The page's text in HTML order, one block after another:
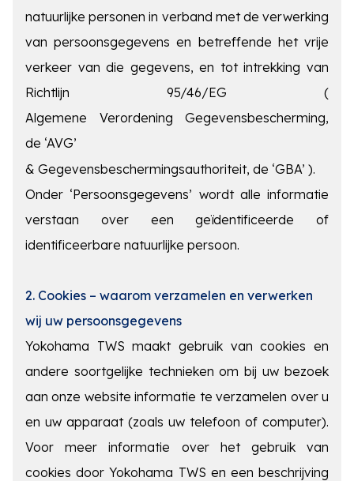
natuurlijke personen in verband met de verwerking
van persoonsgegevens en betreffende het vrije
verkeer van die gegevens, en tot intrekking van
Richtlijn 95/46/EG (
Algemene Verordening Gegevensbescherming,
de ‘AVG’
& Gegevensbeschermingsauthoriteit, de ‘GBA’ ).
Onder ‘Persoonsgegevens’ wordt alle informatie
verstaan over een geïdentificeerde of
identificeerbare natuurlijke persoon.
2. Cookies – waarom verzamelen en verwerken
wij uw persoonsgegevens
Yokohama TWS maakt gebruik van cookies en
andere soortgelijke technieken om bij uw bezoek
aan onze website informatie te verzamelen over u
en uw apparaat (zoals uw telefoon of computer).
Voor meer informatie over het gebruik van
cookies door Yokohama TWS en een beschrijving